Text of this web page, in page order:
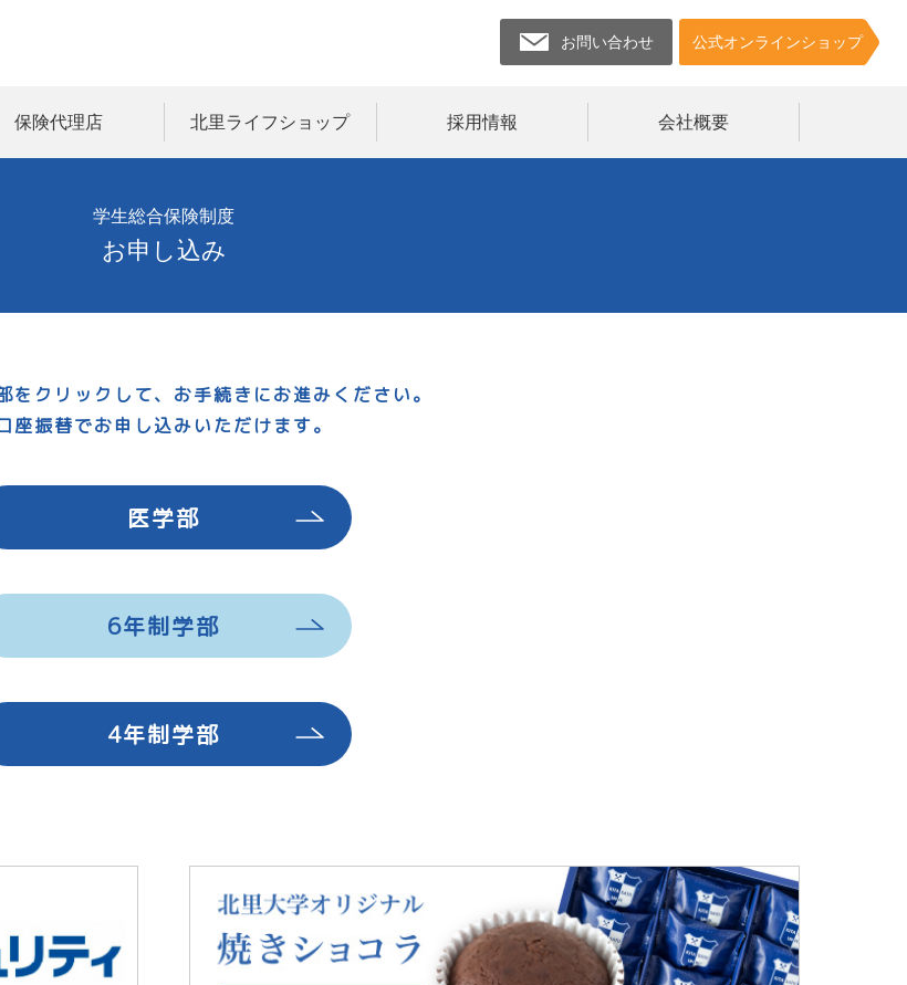
公式オンラインショップ
お問い合わせ
保険代理店 北里ライフショップ 採用情報 会社概要
学生総合保険制度
お申し込み
をクリックして、 お手続きにお進みください。
座振替でお申し込みいただけます。
医学部
6年制学部
4年制学部